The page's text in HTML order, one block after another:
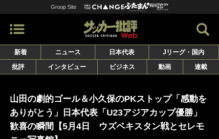
Group Site
新着 ニュース 日本代表
Jリーグ・国内
批評
インタビュー ビジネス 動画 連載
山田の劇的ゴール＆小久保のPKストップ「感動を
ありがとう」日本代表「U23アジアカップ優勝」
歓喜の瞬間【5月4日 ウズベキスタン戦とセレモ